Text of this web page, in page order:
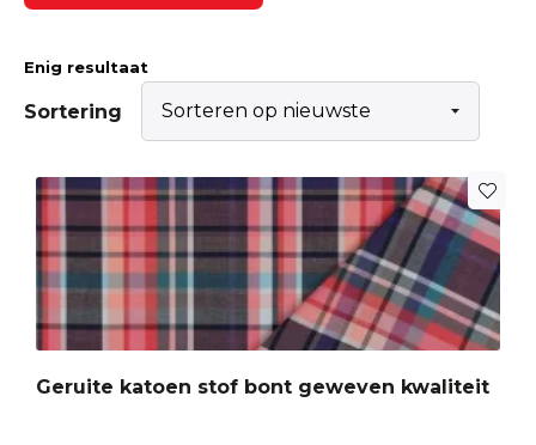
Enig resultaat
Sortering
Geruite katoen stof bont geweven kwaliteit